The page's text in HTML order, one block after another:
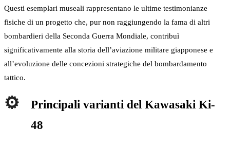
Questi esemplari museali rappresentano le ultime testimonianze
fisiche di un progetto che, pur non raggiungendo la fama di altri
bombardieri della Seconda Guerra Mondiale, contribuì
significativamente alla storia dell’aviazione militare giapponese e
all’evoluzione delle concezioni strategiche del bombardamento
tattico.
Principali varianti del Kawasaki Ki-
48